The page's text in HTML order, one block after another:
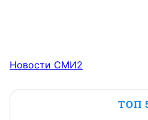
Новости СМИ2
ТОП